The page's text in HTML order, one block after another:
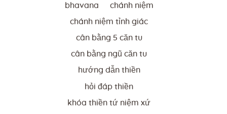
bhavana chánh niệm
chánh niệm tỉnh giác
cân bằng 5 căn tu
cân bằng ngũ căn tu
hướng dẫn thiền
hỏi đáp thiền
khóa thiền tứ niệm xứ